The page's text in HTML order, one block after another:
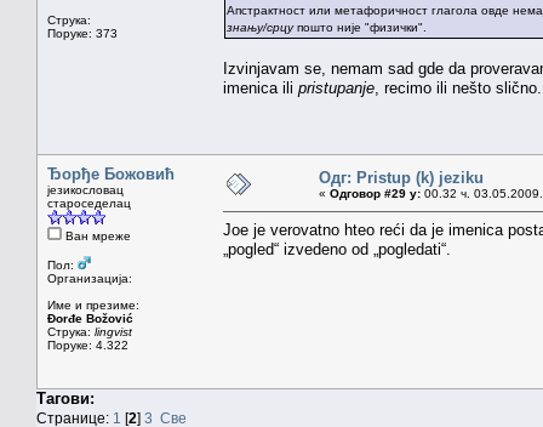
Струка:
Поруке: 373
Апстрактност или метафоричност глагола овде
знању/срцупошто није "физички".
Izvinjavam se, nemam sad gde da
imenica ili pristupanje , recimo ili nešto
Ђорђе Божовић
језикословац
староседелац
Ван мреже
Пол:
Организација:
Име и презиме:
Đorđe Božović
Струка: lingvist
Поруке: 4.322
Одг: Pristup (k) jeziku
« Одговор #29 у: 00.32 ч.
Joe je verovatno hteo reći da je imenica
„pogled“ izvedeno od „pogledati“.
Тагови:
Странице: 1 [2] 3 Све